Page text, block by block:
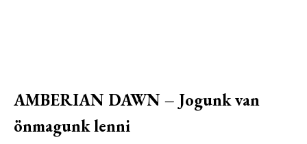
AMBERIAN DAWN – Jogunk van
önmagunk lenni